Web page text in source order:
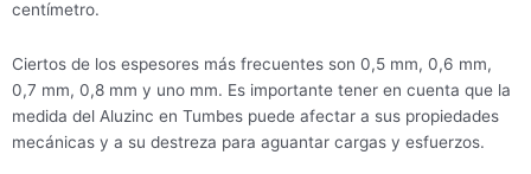
centímetro.
Ciertos de los espesores más frecuentes son 0,5 mm, 0,6 mm,
0,7 mm, 0,8 mm y uno mm. Es importante tener en cuenta que la
medida del Aluzinc en Tumbes puede afectar a sus propiedades
mecánicas y a su destreza para aguantar cargas y esfuerzos.